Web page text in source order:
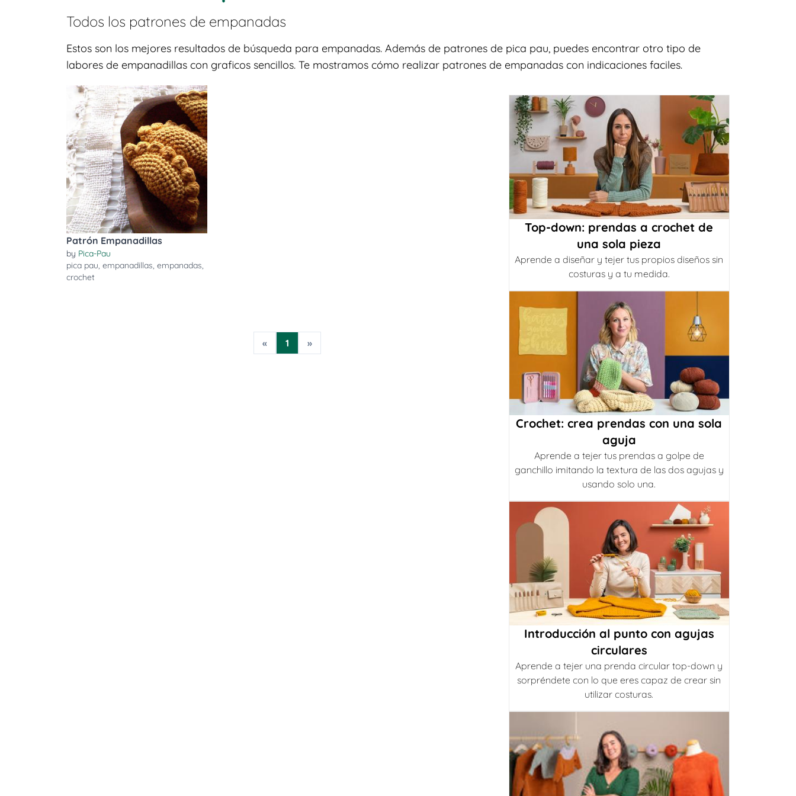
Todos los patrones de empanadas
Estos son los mejores resultados de búsqueda para empanadas. Además de patrones de pica pau, puedes encontrar otro tipo de
labores de empanadillas con graficos sencillos. Te mostramos cómo realizar patrones de empanadas con indicaciones faciles.
Patrón Empanadillas
by Pica-Pau
pica pau, empanadillas, empanadas,
crochet
« 1 »
Top-down: prendas a crochet de
una sola pieza
Aprende a diseñar y tejer tus propios diseños sin
costuras y a tu medida.
Crochet: crea prendas con una sola
aguja
Aprende a tejer tus prendas a golpe de
ganchillo imitando la textura de las dos agujas y
usando solo una.
Introducción al punto con agujas
circulares
Aprende a tejer una prenda circular top-down y
sorpréndete con lo que eres capaz de crear sin
utilizar costuras.